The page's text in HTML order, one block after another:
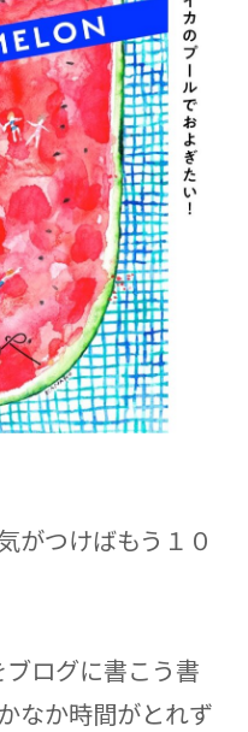
がつけばもう１０
ログに書こう書
なか時間がとれず